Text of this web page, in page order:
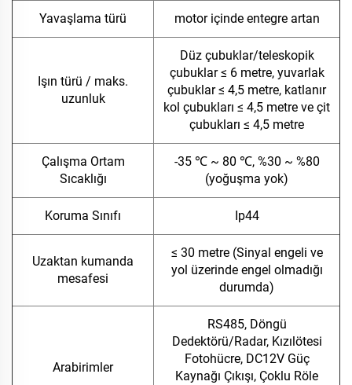
Yavaşlama türü motor içinde entegre artan
Işın türü / maks.
uzunluk
Düz çubuklar/teleskopik
çubuklar ≤ 6 metre, yuvarlak
çubuklar ≤ 4,5 metre, katlanır
kol çubukları ≤ 4,5 metre ve çit
çubukları ≤ 4,5 metre
Çalışma Ortam
Sıcaklığı
-35 ℃ ~ 80 ℃, %30 ~ %80
(yoğuşma yok)
Koruma Sınıfı Ip44
Uzaktan kumanda
mesafesi
≤ 30 metre (Sinyal engeli ve
yol üzerinde engel olmadığı
durumda)
Arabirimler
RS485, Döngü
Dedektörü/Radar, Kızılötesi
Fotohücre, DC12V Güç
Kaynağı Çıkışı, Çoklu Röle